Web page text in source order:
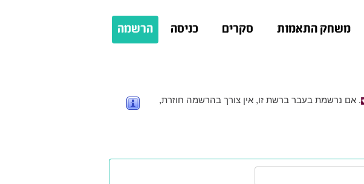
משחק התאמות סקרים הרשמה כניסה
. אם נרשמת בעבר ברשת זו, אין צורך בהרשמה חוזרת,